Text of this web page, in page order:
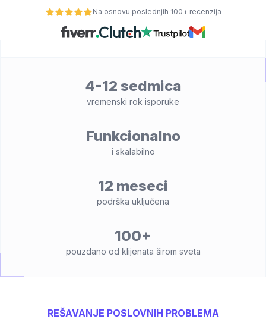
Na osnovu poslednjih 100+ recenzija
4-12 sedmica
vremenski rok isporuke
Funkcionalno
i skalabilno
12 meseci
podrška uključena
100+
pouzdano od klijenata širom sveta
REŠAVANJE POSLOVNIH PROBLEMA